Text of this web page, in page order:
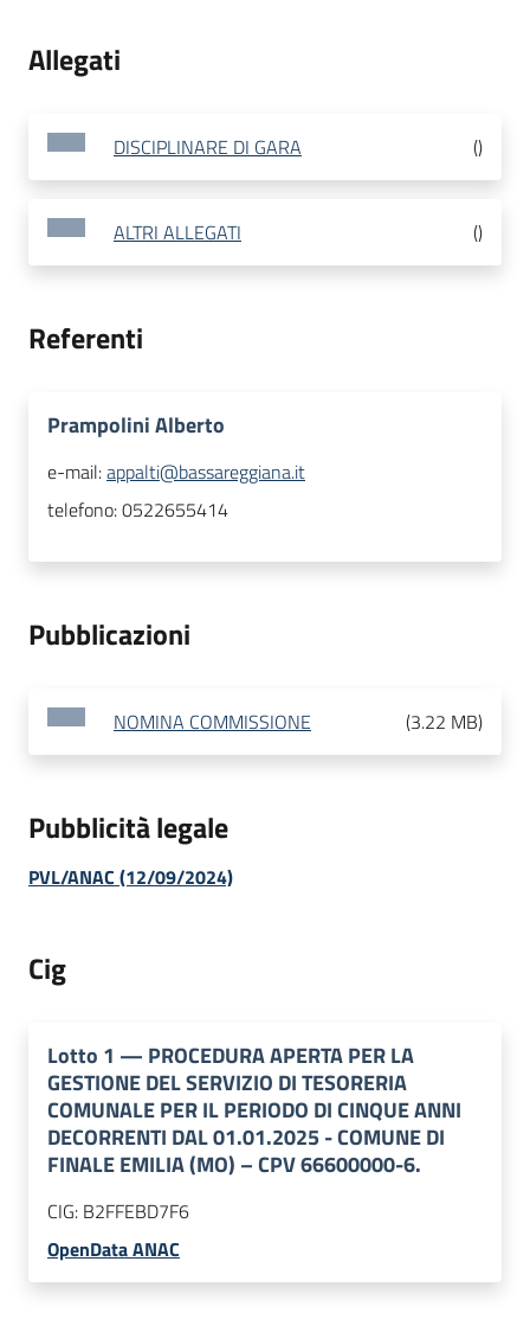
Allegati
DISCIPLINARE DI GARA ()
ALTRI ALLEGATI ()
Referenti
Prampolini Alberto
e-mail:appalti@bassareggiana.it
telefono:0522655414
Pubblicazioni
NOMINA COMMISSIONE (3.22 MB)
Pubblicità legale
PVL/ANAC (12/09/2024)
Cig
Lotto 1 — PROCEDURA APERTA PER LA
GESTIONE DEL SERVIZIO DI TESORERIA
COMUNALE PER IL PERIODO DI CINQUE ANNI
DECORRENTI DAL 01.01.2025 - COMUNE DI
FINALE EMILIA (MO) – CPV 66600000-6.
CIG: B2FFEBD7F6
OpenData ANAC